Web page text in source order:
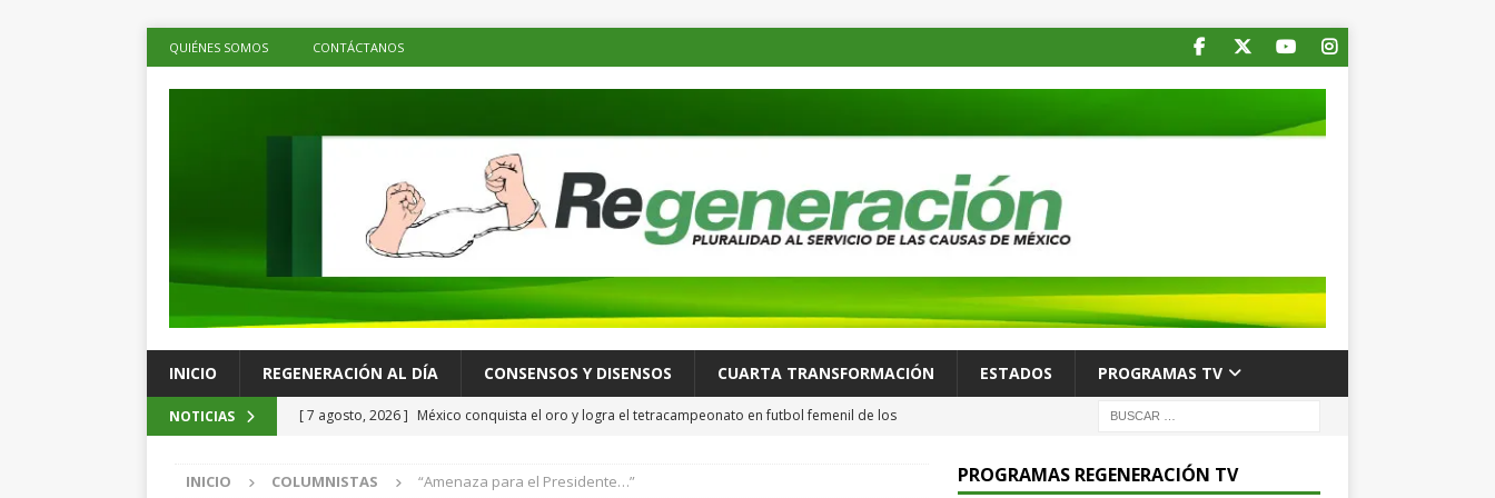
QUIÉNES SOMOS CONTÁCTANOS
INICIO REGENERACIÓN AL DÍA CONSENSOS Y DISENSOS CUARTA TRANSFORMACIÓN ESTADOS PROGRAMAS TV
NOTICIAS [ 7 agosto, 2026 ] México conquista el oro y logra el tetracampeonato en futbol femenil de los
[ 7 agosto, 2026 ]
La economía de las familias mexicanas mejora; hay bienestar: presidenta
INICIO COLUMNISTAS “Amenaza para el Presidente…” PROGRAMAS REGENERACIÓN TV